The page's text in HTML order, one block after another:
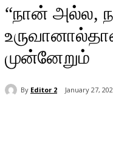
“நான் அல்ல,
முன்னேறும்
By Editor 2 January 27,